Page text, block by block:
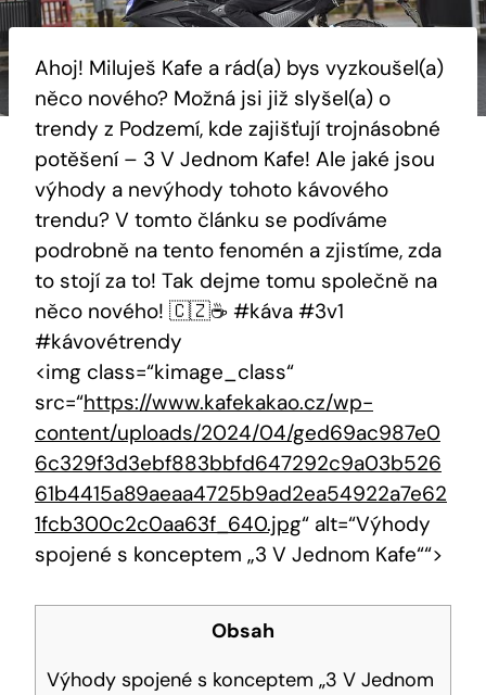
Ahoj! Miluješ Kafe a​ rád(a)​ bys vyzkoušel(a)
něco nového? Možná jsi již slyšel(a) o
trendy z⁣ Podzemí,‌ kde zajišťují trojnásobné‌
potěšení‍ – 3 V Jednom Kafe! Ale jaké jsou
výhody a nevýhody tohoto kávového
trendu? V tomto článku‌ se podíváme
podrobně na tento fenomén a zjistíme, zda
to‍ stojí za to! Tak dejme tomu ⁢společně na
něco nového! 🇨🇿☕️ ⁤#káva #3v1
#kávovétrendy
<img class=“kimage_class“‌
src=“https://www.kafekakao.cz/wp-
content/uploads/2024/04/ged69ac987e0
6c329f3d3ebf883bbfd647292c9a03b526
61b4415a89aeaa4725b9ad2ea54922a7e62
1fcb300c2c0aa63f_640.jpg“ alt=“Výhody
spojené s‍ konceptem „3 V Jednom Kafe““>
Obsah
Výhody spojené s konceptem „3 V Jednom